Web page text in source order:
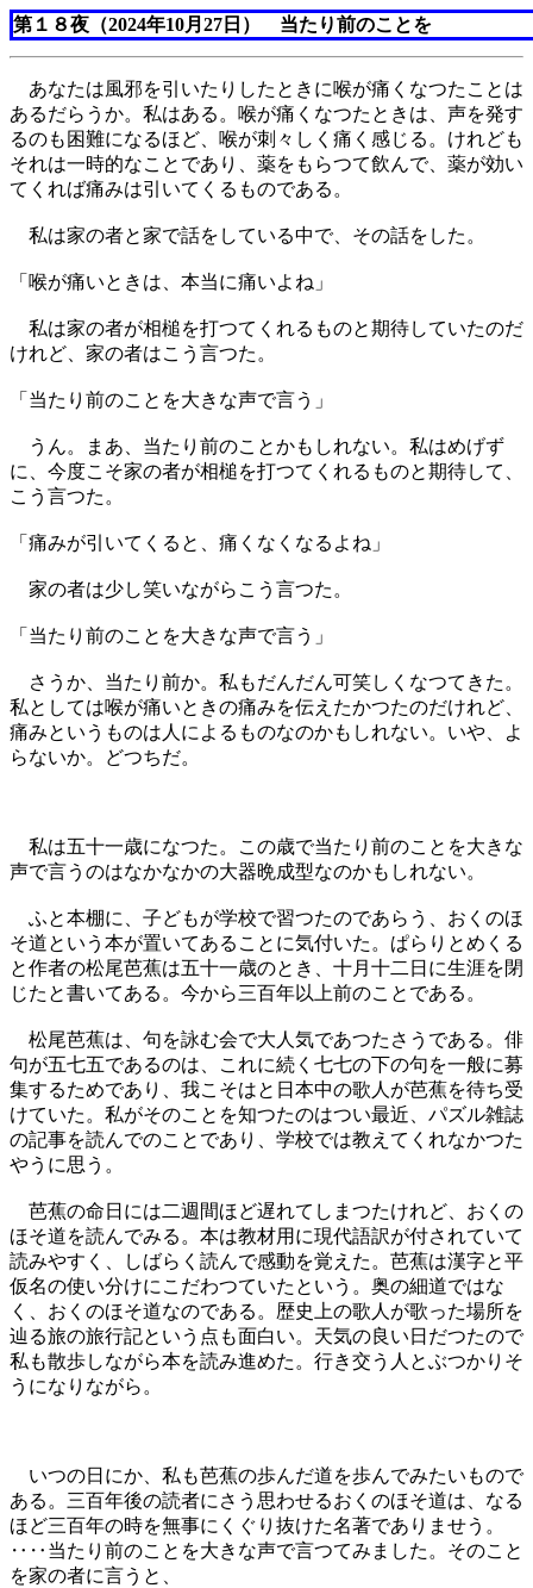
第１８夜（2024年10月27日） 当たり前のことを
あなたは風邪を引いたりしたときに喉が痛くなつたことは
あるだらうか。私はある。喉が痛くなつたときは、声を発す
るのも困難になるほど、喉が刺々しく痛く感じる。けれども
それは一時的なことであり、薬をもらつて飲んで、薬が効い
てくれば痛みは引いてくるものである。
私は家の者と家で話をしている中で、その話をした。
「喉が痛いときは、本当に痛いよね」
私は家の者が相槌を打つてくれるものと期待していたのだ
けれど、家の者はこう言つた。
「当たり前のことを大きな声で言う」
うん。まあ、当たり前のことかもしれない。私はめげず
に、今度こそ家の者が相槌を打つてくれるものと期待して、
こう言つた。
「痛みが引いてくると、痛くなくなるよね」
家の者は少し笑いながらこう言つた。
「当たり前のことを大きな声で言う」
さうか、当たり前か。私もだんだん可笑しくなつてきた。
私としては喉が痛いときの痛みを伝えたかつたのだけれど、
痛みというものは人によるものなのかもしれない。いや、よ
らないか。どつちだ。
私は五十一歳になつた。この歳で当たり前のことを大きな
声で言うのはなかなかの大器晩成型なのかもしれない。
ふと本棚に、子どもが学校で習つたのであらう、おくのほ
そ道という本が置いてあることに気付いた。ぱらりとめくる
と作者の松尾芭蕉は五十一歳のとき、十月十二日に生涯を閉
じたと書いてある。今から三百年以上前のことである。
松尾芭蕉は、句を詠む会で大人気であつたさうである。俳
句が五七五であるのは、これに続く七七の下の句を一般に募
集するためであり、我こそはと日本中の歌人が芭蕉を待ち受
けていた。私がそのことを知つたのはつい最近、パズル雑誌
の記事を読んでのことであり、学校では教えてくれなかつた
やうに思う。
芭蕉の命日には二週間ほど遅れてしまつたけれど、おくの
ほそ道を読んでみる。本は教材用に現代語訳が付されていて
読みやすく、しばらく読んで感動を覚えた。芭蕉は漢字と平
仮名の使い分けにこだわつていたという。奥の細道ではな
く、おくのほそ道なのである。歴史上の歌人が歌った場所を
辿る旅の旅行記という点も面白い。天気の良い日だつたので
私も散歩しながら本を読み進めた。行き交う人とぶつかりそ
うになりながら。
いつの日にか、私も芭蕉の歩んだ道を歩んでみたいもので
ある。三百年後の読者にさう思わせるおくのほそ道は、なる
ほど三百年の時を無事にくぐり抜けた名著でありませう。
‥‥当たり前のことを大きな声で言つてみました。そのこと
を家の者に言うと、